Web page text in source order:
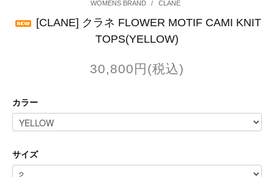
WOMENS BRAND / CLANE
[CLANE] クラネ FLOWER MOTIF CAMI KNIT
TOPS(YELLOW)
30,800円(税込)
カラー
サイズ